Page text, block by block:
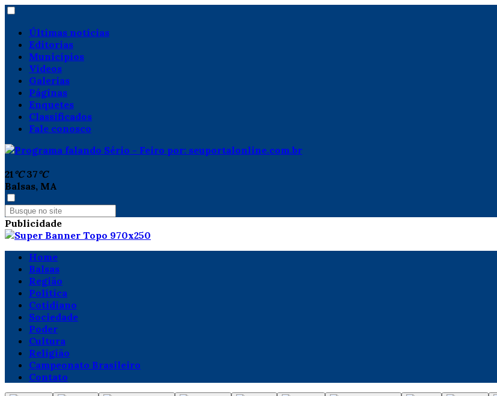
Últimas notícias
Editorias
Municípios
Vídeos
Galerias
Páginas
Enquetes
Classificados
Fale conosco
21°C 37°C
Balsas, MA
Publicidade
Home
Balsas
Região
Política
Cotidiano
Sociedade
Poder
Cultura
Religião
Campeonato Brasileiro
Contato